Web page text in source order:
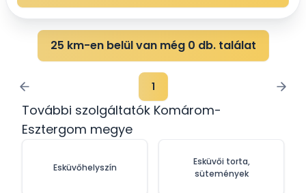
25 km-en belül van még 0 db. találat
1
További szolgáltatók Komárom-
Esztergom megye
Esküvőhelyszín
Esküvői torta,
sütemények